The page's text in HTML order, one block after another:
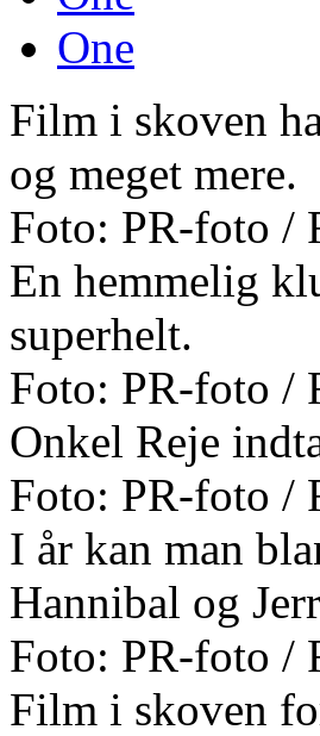
One
Film i skoven
og meget mere.
Foto: PR-foto /
En hemmelig
superhelt.
Foto: PR-foto /
Onkel Reje
Foto: PR-foto /
I år kan man
Hannibal og
Foto: PR-foto /
Film i skoven